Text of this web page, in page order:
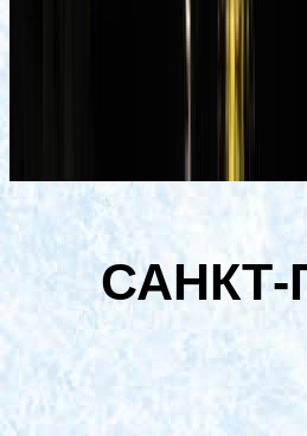
САНКТ-